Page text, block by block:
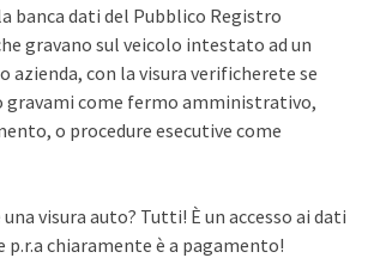
banca dati del Pubblico Registro
gravano sul veicolo intestato ad un
con la visura verificherete se
gravami come fermo amministrativo,
o procedure esecutive come
visura auto? Tutti! È un accesso ai dati
p.r.a chiaramente è a pagamento!